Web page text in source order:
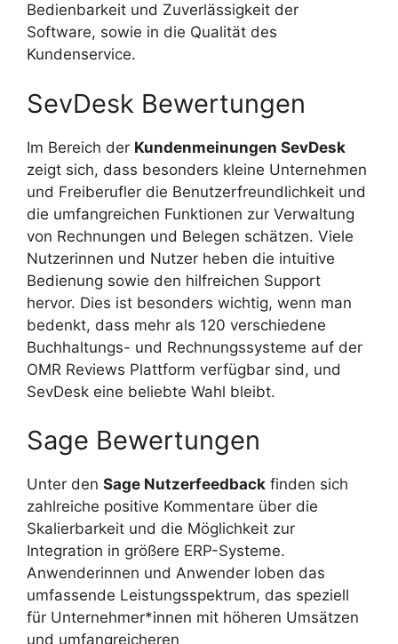
Bedienbarkeit und Zuverlässigkeit der
Software, sowie in die Qualität des
Kundenservice.
SevDesk Bewertungen
Im Bereich der Kundenmeinungen SevDesk
zeigt sich, dass besonders kleine Unternehmen
und Freiberufler die Benutzerfreundlichkeit und
die umfangreichen Funktionen zur Verwaltung
von Rechnungen und Belegen schätzen. Viele
Nutzerinnen und Nutzer heben die intuitive
Bedienung sowie den hilfreichen Support
hervor. Dies ist besonders wichtig, wenn man
bedenkt, dass mehr als 120 verschiedene
Buchhaltungs- und Rechnungssysteme auf der
OMR Reviews Plattform verfügbar sind, und
SevDesk eine beliebte Wahl bleibt.
Sage Bewertungen
Unter den Sage Nutzerfeedback finden sich
zahlreiche positive Kommentare über die
Skalierbarkeit und die Möglichkeit zur
Integration in größere ERP-Systeme.
Anwenderinnen und Anwender loben das
umfassende Leistungsspektrum, das speziell
für Unternehmer*innen mit höheren Umsätzen
und umfangreicheren